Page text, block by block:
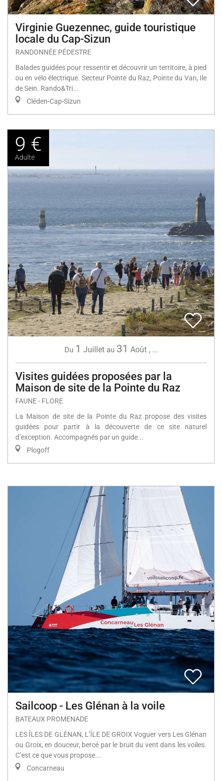
Virginie Guezennec, guide touristique
locale du Cap-Sizun
RANDONNÉE PÉDESTRE
Balades guidées pour ressentir et découvrir un territoire, à pied
ou en vélo électrique. Secteur Pointe du Raz, Pointe du Van, Ile
de Sein. Rando&Tri...
Cléden-Cap-Sizun
9 €
Adulte
Du 1 Juillet au 31 Août, ...
Visites guidées proposées par la
Maison de site de la Pointe du Raz
FAUNE - FLORE
La Maison de site de la Pointe du Raz propose des visites
guidées pour partir à la découverte de ce site naturel
d’exception. Accompagnés par un guide...
Plogoff
Sailcoop - Les Glénan à la voile
BATEAUX PROMENADE
LES ÎLES DE GLÉNAN, L’ÎLE DE GROIX Voguer vers Les Glénan
ou Groix, en douceur, bercé par le bruit du vent dans les voiles.
C’est ce que vous propose...
Concarneau